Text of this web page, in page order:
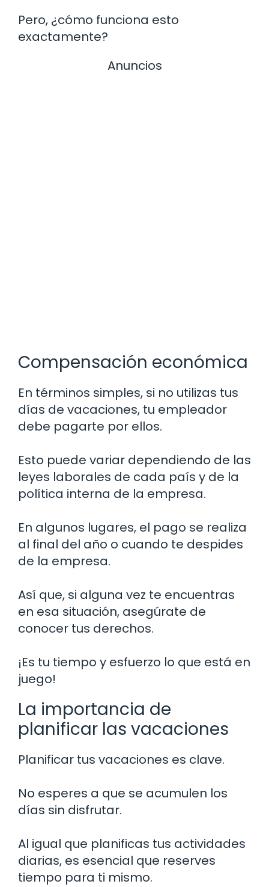
Pero, ¿cómo funciona esto
exactamente?
Anuncios
Compensación económica
En términos simples, si no utilizas tus
días de vacaciones, tu empleador
debe pagarte por ellos.
Esto puede variar dependiendo de las
leyes laborales de cada país y de la
política interna de la empresa.
En algunos lugares, el pago se realiza
al final del año o cuando te despides
de la empresa.
Así que, si alguna vez te encuentras
en esa situación, asegúrate de
conocer tus derechos.
¡Es tu tiempo y esfuerzo lo que está en
juego!
La importancia de
planificar las vacaciones
Planificar tus vacaciones es clave.
No esperes a que se acumulen los
días sin disfrutar.
Al igual que planificas tus actividades
diarias, es esencial que reserves
tiempo para ti mismo.